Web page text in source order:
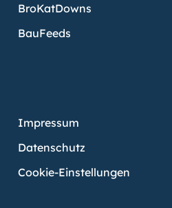
BroKatDowns
BauFeeds
Impressum
Datenschutz
Cookie-Einstellungen